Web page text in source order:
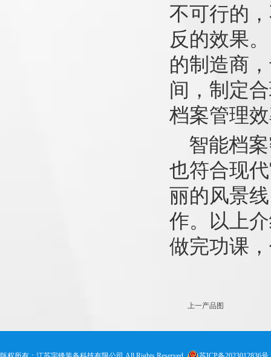
不可行的
反的效果
的制造商
间，制定
档案管理
智能档案
也符合现
丽的风景
作。以上
做完功课
上一产品图